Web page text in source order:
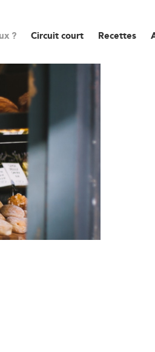
? Circuit court Recettes